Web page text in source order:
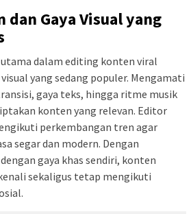
dan Gaya Visual yang
dalam editing konten viral
yang sedang populer. Mengamati
gaya teks, hingga ritme musik
konten yang relevan. Editor
perkembangan tren agar
segar dan modern. Dengan
gaya khas sendiri, konten
sekaligus tetap mengikuti